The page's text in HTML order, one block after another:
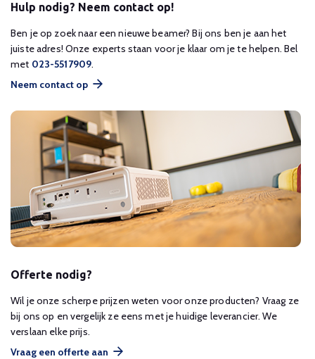
Hulp nodig? Neem contact op!
Ben je op zoek naar een nieuwe beamer? Bij ons ben je aan het
juiste adres! Onze experts staan voor je klaar om je te helpen. Bel
met 023-5517909.
Neem contact op
Offerte nodig?
Wil je onze scherpe prijzen weten voor onze producten? Vraag ze
bij ons op en vergelijk ze eens met je huidige leverancier. We
verslaan elke prijs.
Vraag een offerte aan